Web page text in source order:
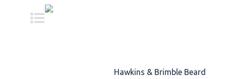
Hawkins & Brimble Beard